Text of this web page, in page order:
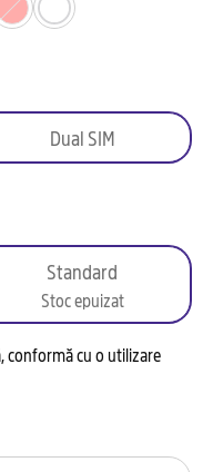
Dual SIM
Standard
Stoc epuizat
conformă cu o utilizare